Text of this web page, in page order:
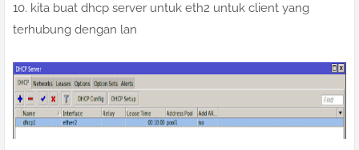
10. kita buat dhcp server untuk eth2 untuk client yang
terhubung dengan lan